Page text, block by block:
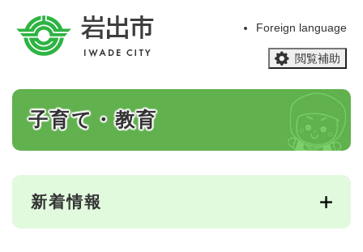
Foreign language
閲覧補助
本
子育て・教育
新着情報